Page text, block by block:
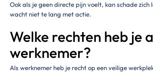
Ook als je geen directe pijn voelt, kan schade zich
wacht niet te lang met actie.
Welke rechten heb je
werknemer?
Als werknemer heb je recht op een veilige